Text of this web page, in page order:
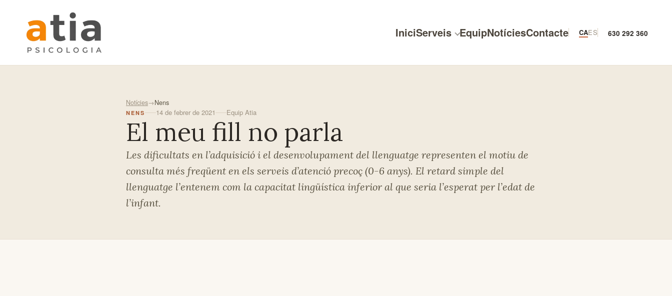
navigation
IniciServeis EquipNotíciesContacte 630 292 360
Notícies→Nens
NENS 14 de febrer de 2021 Equip Atia
El meu fill no parla
Les dificultats en l’adquisició i el desenvolupament del llenguatge representen el motiu de
consulta més freqüent en els serveis d’atenció precoç (0-6 anys). El retard simple del
llenguatge l’entenem com la capacitat lingüística inferior al que seria l’esperat per l’edat de
l’infant.